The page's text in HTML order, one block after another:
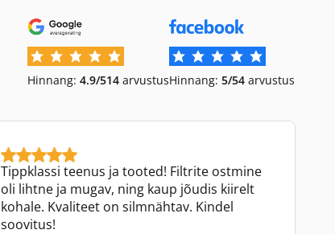
Hinnang: 4.9/514 arvustusHinnang: 5/54 arvustus
Tippklassi teenus ja tooted! Filtrite ostmine
oli lihtne ja mugav, ning kaup jõudis kiirelt
kohale. Kvaliteet on silmnähtav. Kindel
soovitus!